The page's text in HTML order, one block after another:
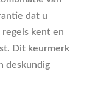
dat u
kent en
Dit keurmerk
deskundig